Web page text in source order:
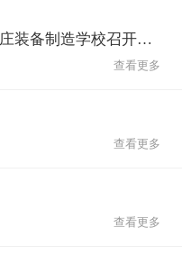
开学在即，安全第一——石家庄装备制造学校召开秋季开学安全工作会筑牢校园安全防线
查看更多
查看更多
查看更多